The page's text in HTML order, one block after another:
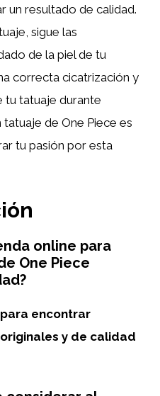
un resultado de calidad.
sigue las
de la piel de tu
correcta cicatrización y
tu tatuaje durante
de One Piece es
tu pasión por esta
online para
One Piece
encontrar
y de calidad